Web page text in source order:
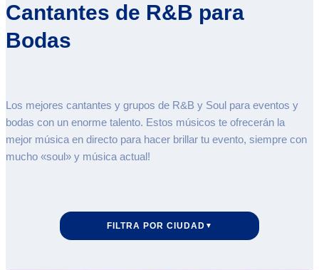
Cantantes de R&B para
Bodas
Los mejores cantantes y grupos de R&B y Soul para eventos y
bodas con un enorme talento. Estos músicos te ofrecerán la
mejor música en directo para hacer brillar tu evento, siempre con
mucho «soul» y música actual!
FILTRA POR CIUDAD ▼